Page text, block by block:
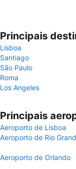
Principais
Lisboa
Santiago
São Paulo
Roma
Los Angeles
Principais
Aeroporto de Lisboa
Aeroporto de Rio
Aeroporto de Orlando